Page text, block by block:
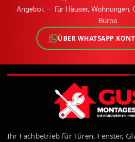
Angebot — für Häuser, Wohnungen,
Büros.
ÜBER WHATSAPP
Ihr Fachbetrieb für Türen, Fenster,